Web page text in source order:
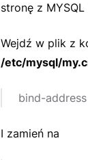
stronę z
Wejdź w plik z
/etc/mysql/
bind-address
I zamień na